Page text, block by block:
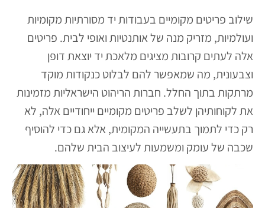
שילוב פריטים מקומיים בעבודות יד מסורתיות מקומיות
ועולמיות, מזריק מנה של אותנטיות ואופי לבית. פריטים
אלה לעתים קרובות מציגים מלאכת יד יוצאת דופן
וצבעונית, מה שמאפשר להם לבלוט כנקודות מוקד
מרתקות בתוך החלל. חברות הריהוט הישראליות מזמינות
את לקוחותיהן לשלב פריטים מקומיים ייחודיים אלה, לא
רק כדי לתמוך בתעשייה המקומית, אלא גם כדי להוסיף
שכבה של עומק ומשמעות לעיצוב הבית שלהם.